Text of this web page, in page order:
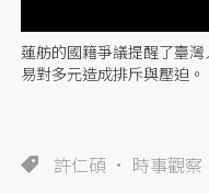
蓮舫的國籍爭議提醒了臺
易對多元造成排斥與壓迫
許仁碩 時事觀察